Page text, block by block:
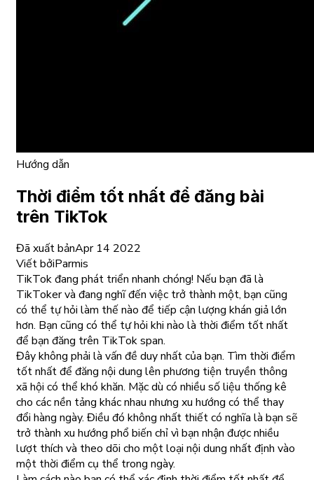
Hướng dẫn
Thời điểm tốt nhất để đăng bài
trên TikTok
Đã xuất bảnApr 14 2022
Viết bởiParmis
TikTok đang phát triển nhanh chóng! Nếu bạn đã là
TikToker và đang nghĩ đến việc trở thành một, bạn cũng
có thể tự hỏi làm thế nào để tiếp cận lượng khán giả lớn
hơn. Bạn cũng có thể tự hỏi khi nào là thời điểm tốt nhất
để bạn đăng trên TikTok span.
Đây không phải là vấn đề duy nhất của bạn. Tìm thời điểm
tốt nhất để đăng nội dung lên phương tiện truyền thông
xã hội có thể khó khăn. Mặc dù có nhiều số liệu thống kê
cho các nền tảng khác nhau nhưng xu hướng có thể thay
đổi hàng ngày. Điều đó không nhất thiết có nghĩa là bạn sẽ
trở thành xu hướng phổ biến chỉ vì bạn nhận được nhiều
lượt thích và theo dõi cho một loại nội dung nhất định vào
một thời điểm cụ thể trong ngày.